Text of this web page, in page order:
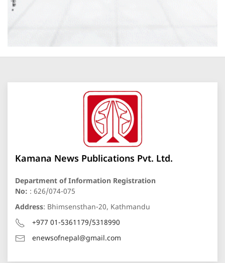
Kamana News Publications Pvt. Ltd.
Department of Information Registration
No: : 626/074-075
Address: Bhimsensthan-20, Kathmandu
+977 01-5361179/5318990
enewsofnepal@gmail.com